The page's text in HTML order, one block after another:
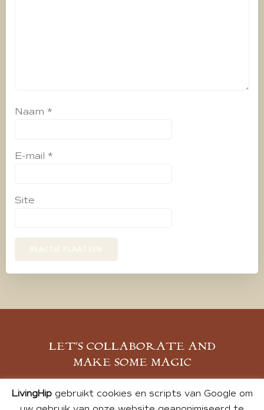
Naam *
E-mail *
Site
LET’S COLLABORATE AND
MAKE SOME MAGIC
MELD JE AAN
LivingHipgebruikt cookies en scripts van Google om